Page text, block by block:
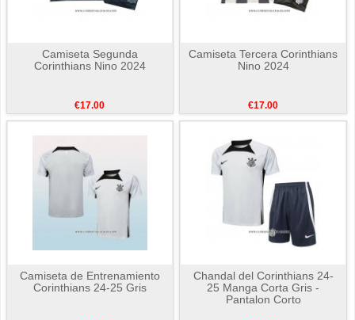
Camiseta Segunda
Corinthians Nino 2024
€17.00
Camiseta Tercera Corinthians
Nino 2024
€17.00
Camiseta de Entrenamiento
Corinthians 24-25 Gris
Chandal del Corinthians 24-
25 Manga Corta Gris -
Pantalon Corto